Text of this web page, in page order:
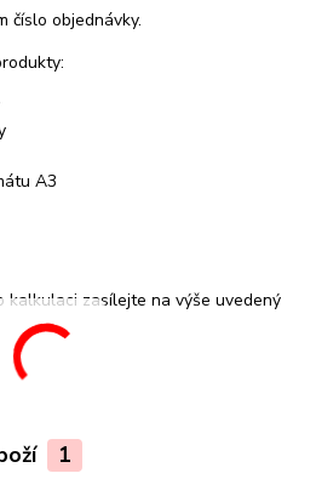
číslo objednávky.
A3
kalkulaci zasílejte na výše uvedený
1